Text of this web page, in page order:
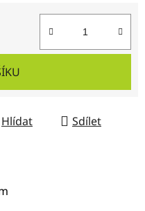
Hlídat Sdílet